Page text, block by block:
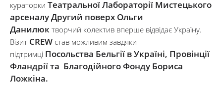
кураторки Театральної Лабораторії Мистецького
арсеналу Другий поверх Ольги
Данилюк творчий колектив вперше відвідає Україну.
Візит СREW став можливим завдяки
підтримці Посольства Бельгії в Україні, Провінції
Фландрії та Благодійного Фонду Бориса
Ложкіна.